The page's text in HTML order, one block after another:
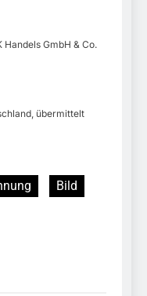
Handels GmbH & Co.
übermittelt
Bild